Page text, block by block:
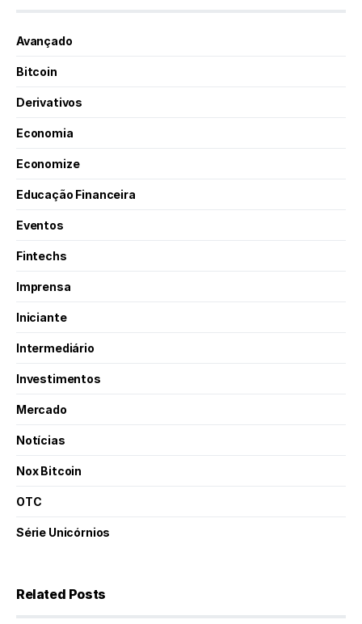
Avançado
Bitcoin
Derivativos
Economia
Economize
Educação Financeira
Eventos
Fintechs
Imprensa
Iniciante
Intermediário
Investimentos
Mercado
Notícias
Nox Bitcoin
OTC
Série Unicórnios
Related Posts